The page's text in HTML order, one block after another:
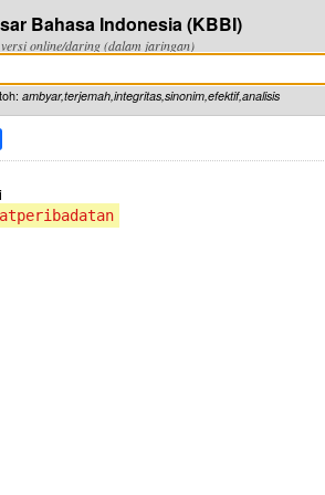
Bahasa Indonesia (KBBI)
online/daring (dalam jaringan)
ambyar,terjemah,integritas,sinonim,efektif,analisis